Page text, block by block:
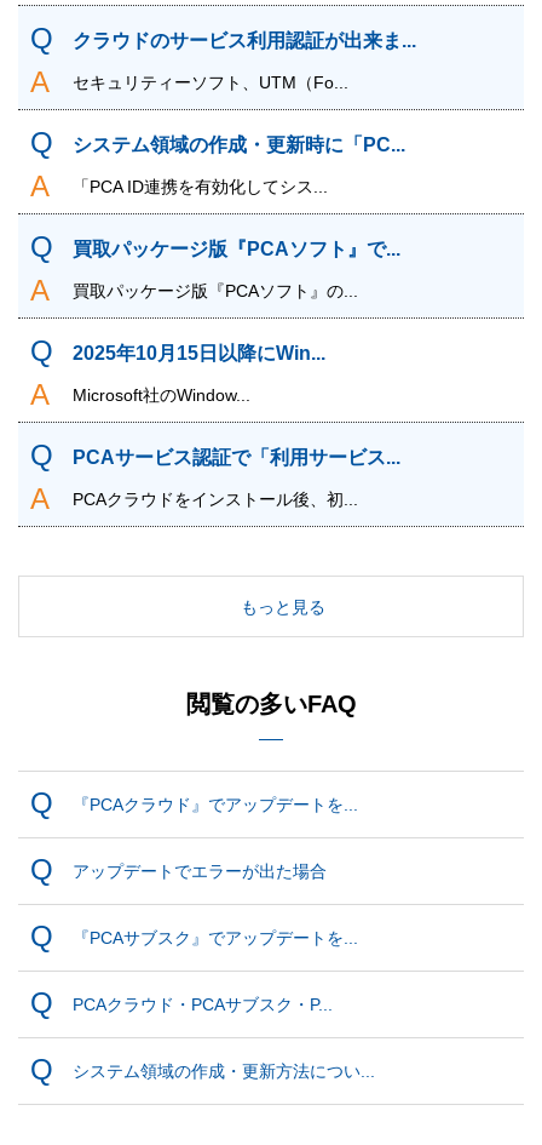
クラウドのサービス利用認証が出来ま...
セキュリティーソフト、UTM（Fo...
システム領域の作成・更新時に「PC...
「PCA ID連携を有効化してシス...
買取パッケージ版『PCAソフト』で...
買取パッケージ版『PCAソフト』の...
2025年10月15日以降にWin...
Microsoft社のWindow...
PCAサービス認証で「利用サービス...
PCAクラウドをインストール後、初...
もっと見る
閲覧の多いFAQ
『PCAクラウド』でアップデートを...
アップデートでエラーが出た場合
『PCAサブスク』でアップデートを...
PCAクラウド・PCAサブスク・P...
システム領域の作成・更新方法につい...